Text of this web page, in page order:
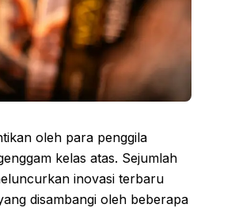
oleh para penggila
kelas atas. Sejumlah
inovasi terbaru
disambangi oleh beberapa